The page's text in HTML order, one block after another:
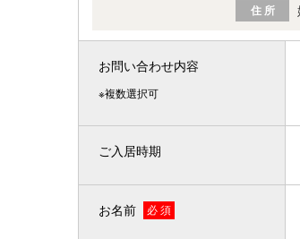
住 所
お問い合わせ内容
※複数選択可
ご入居時期
お名前 必 須